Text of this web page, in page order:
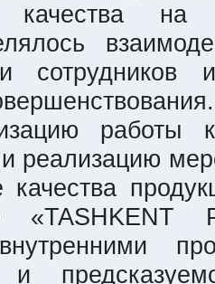
качества на
работы
реализацию
и